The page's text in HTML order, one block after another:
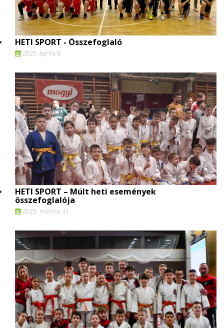
HETI SPORT - Összefoglaló
2025. április 8.
HETI SPORT – Múlt heti események
összefoglalója
2025. március 31.